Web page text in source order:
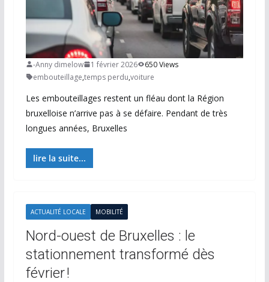
-Anny dimelow 1 février 2026
650 Views
embouteillage,temps perdu,voiture
Les embouteillages restent un fléau dont la Région
bruxelloise n’arrive pas à se défaire. Pendant de très
longues années, Bruxelles
lire la suite...
ACTUALITÉ LOCALE MOBILITÉ
Nord-ouest de Bruxelles : le
stationnement transformé dès
février !